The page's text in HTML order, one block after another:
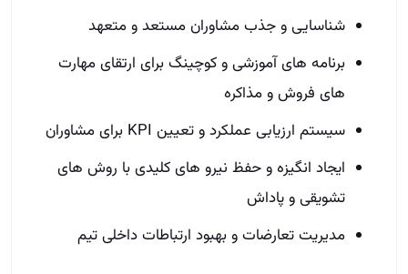
شناسایی و جذب مشاوران مستعد و متعهد
برنامه‌ های آموزشی و کوچینگ برای ارتقای مهارت‌
های فروش و مذاکره
سیستم ارزیابی عملکرد و تعیین KPI برای مشاوران
ایجاد انگیزه و حفظ نیرو های کلیدی با روش‌ های
تشویقی و پاداش
مدیریت تعارضات و بهبود ارتباطات داخلی تیم